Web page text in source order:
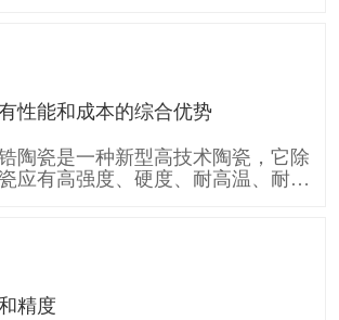
一、注浆成型 注浆成型是氧化锆
成型方法，注浆成型的成型过程包
性能和成本的综合优势
陶瓷是一种新型高技术陶瓷，它除
应有高强度、硬度、耐高温、耐酸
切削组件、模具、汽车零件等，甚
像是人工关节当中。 消费电子领
精度